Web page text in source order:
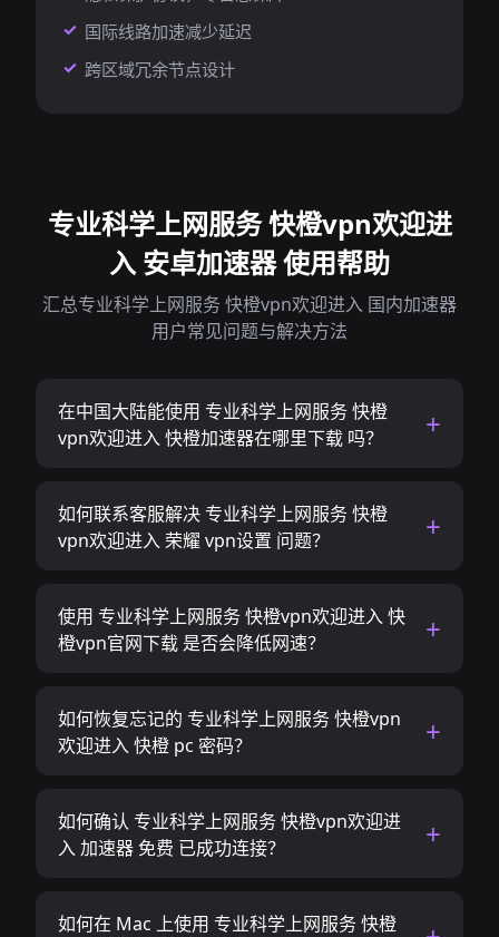
国际线路加速减少延迟
跨区域冗余节点设计
专业科学上网服务 快橙vpn欢迎进
入 安卓加速器 使用帮助
汇总专业科学上网服务 快橙vpn欢迎进入 国内加速器
用户常见问题与解决方法
在中国大陆能使用 专业科学上网服务 快橙
vpn欢迎进入 快橙加速器在哪里下载 吗？
如何联系客服解决 专业科学上网服务 快橙
vpn欢迎进入 荣耀 vpn设置 问题？
使用 专业科学上网服务 快橙vpn欢迎进入 快
橙vpn官网下载 是否会降低网速？
如何恢复忘记的 专业科学上网服务 快橙vpn
欢迎进入 快橙 pc 密码？
如何确认 专业科学上网服务 快橙vpn欢迎进
入 加速器 免费 已成功连接？
如何在 Mac 上使用 专业科学上网服务 快橙